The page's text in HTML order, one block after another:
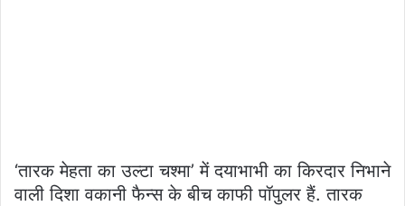
‘तारक मेहता का उल्टा चश्मा’ में दयाभाभी का किरदार निभाने
वाली दिशा वकानी फैन्स के बीच काफी पॉपुलर हैं. तारक